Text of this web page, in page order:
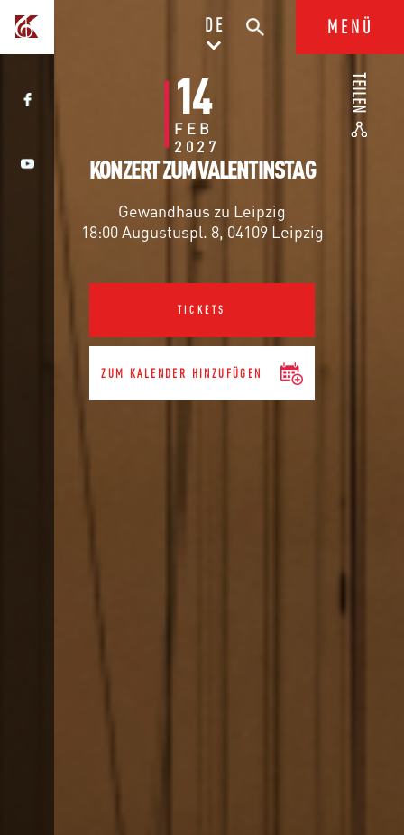
DE MENÜ
14
FEB
2027
KONZERT ZUM VALENTINSTAG
Gewandhaus zu Leipzig
18:00 Augustuspl. 8, 04109 Leipzig
TEILEN
TICKETS
ZUM KALENDER HINZUFÜGEN